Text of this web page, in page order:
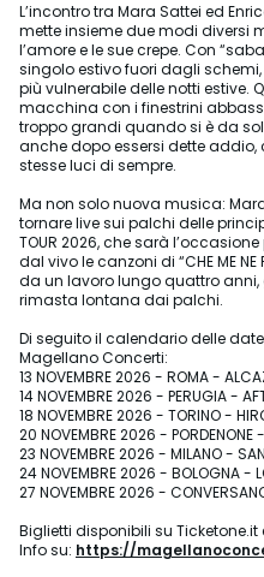
L’incontro tra Mara Sattei ed
mette insieme due modi diversi
l’amore e le sue crepe. Con
singolo estivo fuori dagli
più vulnerabile delle notti estive.
macchina con i finestrini
troppo grandi quando si è da
anche dopo essersi dette
stesse luci di sempre.
Ma non solo nuova musica:
tornare live sui palchi delle
TOUR 2026, che sarà
dal vivo le canzoni di “CHE ME NE
da un lavoro lungo quattro anni,
rimasta lontana dai palchi.
Di seguito il calendario delle
Magellano Concerti:
13 NOVEMBRE 2026 - ROMA -
14 NOVEMBRE 2026 - PERUGIA -
18 NOVEMBRE 2026 - TORINO -
20 NOVEMBRE 2026 - PORDENONE
23 NOVEMBRE 2026 - MILANO -
24 NOVEMBRE 2026 - BOLOGNA -
27 NOVEMBRE 2026 -
Biglietti disponibili su
Info su: https://